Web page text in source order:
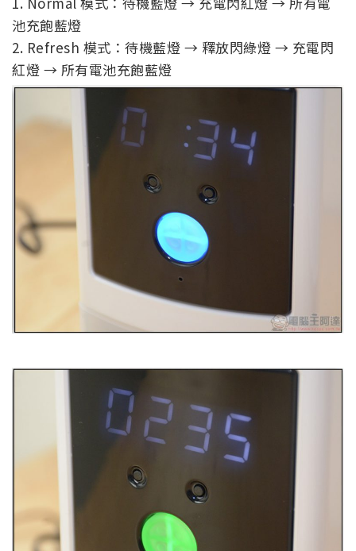
池充飽藍燈
2. Refresh 模式：待機藍燈 → 釋放閃綠燈 → 充電閃
紅燈 → 所有電池充飽藍燈